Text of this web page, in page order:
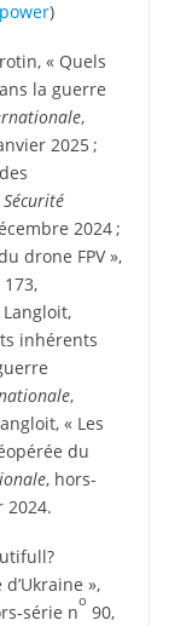
)
« Quels
la guerre
,
2025 ;
2024 ;
drone FPV »,
173,
inhérents
,
« Les
du
, hors-
2024.
»,
série n
o
90,